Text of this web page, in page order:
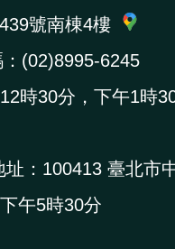
號南棟4樓
(02)8995-6245
時30分，下午1時
： 100413 臺北市
午5時30分